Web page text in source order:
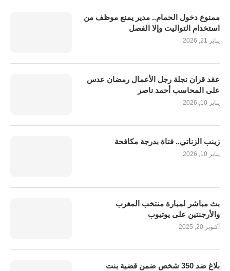
ممنوع دخول الحمام.. مدير يمنع موظف من
استخدام التواليت وإلا الفصل
يناير 21, 2026
عقد قران نجلة رجل الأعمال رمضان عدس
على المحاسب أحمد ناصر
يناير 10, 2026
زينب الزناتي.. فتاة بدرجة مكافحة
يناير 10, 2026
بث مباشر لمبارة منتخب المغرب
والأرجنتين على يوتيوب
أكتوبر 20, 2025
بلاغ ضد 350 شخص ضمن قضية بنت